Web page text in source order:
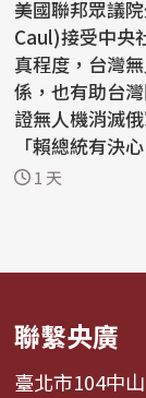
美國聯邦眾議
Caul)接受中央
真程度，台灣
係，也有助台
證無人機消滅
「賴總統有決心、也很
格蘭論壇...
1 天
聯繫央廣
臺北市104中